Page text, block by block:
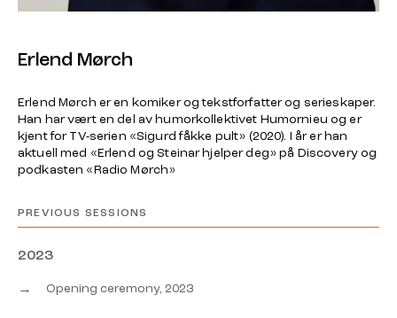
Erlend Mørch
Erlend Mørch er en komiker og tekstforfatter og serieskaper.
Han har vært en del av humorkollektivet Humornieu og er
kjent for TV-serien «Sigurd fåkke pult» (2020). I år er han
aktuell med «Erlend og Steinar hjelper deg» på Discovery og
podkasten «Radio Mørch»
PREVIOUS SESSIONS
2023
→ Opening ceremony, 2023